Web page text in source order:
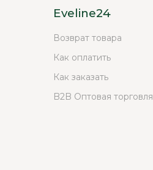
Eveline24
Возврат товара
Как оплатить
Как заказать
B2B Оптовая торговля